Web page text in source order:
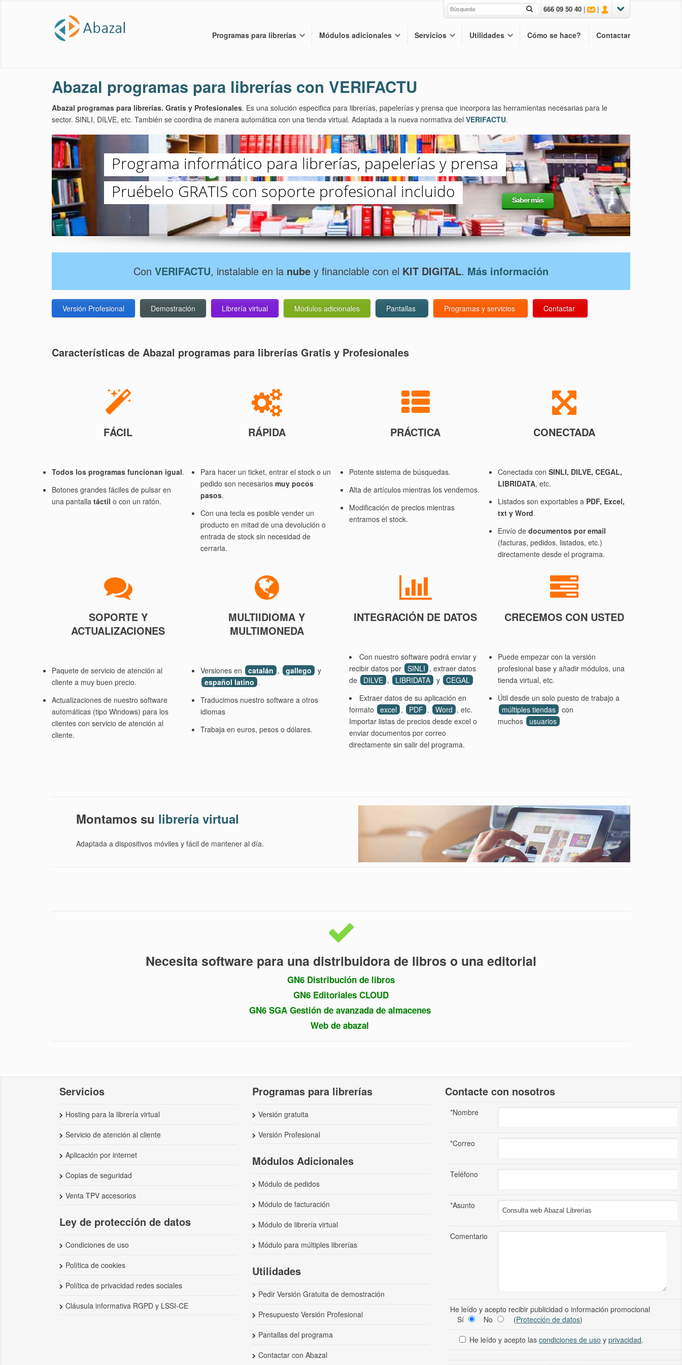
666 09 50 40 | |
Programas para librerías Módulos adicionales Servicios Utilidades Cómo se hace? Contactar
Abazal programas para librerías con VERIFACTU
Abazal programas para librerías. Gratis y Profesionales. Es una solución especifica para librerías, papelerías y prensa que incorpora las herramientas necesarias para le
sector. SINLI, DILVE, etc. También se coordina de manera automática con una tienda virtual. Adaptada a la nueva normativa del VERIFACTU.
Programa informático para librerías, papelerías y prensa
Pruébelo GRATIS con soporte profesional incluido
Saber más
Con VERIFACTU, instalable en la nube y financiable con el KIT DIGITAL. Más información
Versión Profesional Demostración Librería virtual Módulos adicionales Pantallas Programas y servicios Contactar
Características de Abazal programas para librerías Gratis y Profesionales
FÁCIL
Todos los programas funcionan igual.
Botones grandes fáciles de pulsar en
una pantalla táctil o con un ratón.
RÁPIDA
Para hacer un ticket, entrar el stock o un
pedido son necesarios muy pocos
pasos.
Con una tecla es posible vender un
producto en mitad de una devolución o
entrada de stock sin necesidad de
cerrarla.
PRÁCTICA
Potente sistema de búsquedas.
Alta de artículos mientras los vendemos.
Modificación de precios mientras
entramos el stock.
CONECTADA
Conectada con SINLI, DILVE, CEGAL,
LIBRIDATA, etc.
Listados son exportables a PDF, Excel,
txt y Word.
Envío de documentos por email
(facturas, pedidos, listados, etc.)
directamente desde el programa.
SOPORTE Y
ACTUALIZACIONES
Paquete de servicio de atención al
cliente a muy buen precio.
Actualizaciones de nuestro software
automáticas (tipo Windows) para los
clientes con servicio de atención al
cliente.
MULTIIDIOMA Y
MULTIMONEDA
Versiones en catalán , gallego
y
español latino .
Traducimos nuestro software a otros
idiomas
Trabaja en euros, pesos o dólares.
INTEGRACIÓN DE DATOS
Con nuestro software podrá enviar y
recibir datos por SINLI , extraer datos
de
DILVE , LIBRIDATA y CEGAL
Extraer datos de su aplicación en
formato
excel , PDF , Word , etc.
Importar listas de precios desde excel o
enviar documentos por correo
directamente sin salir del programa.
CRECEMOS CON USTED
Puede empezar con la versión
profesional base y añadir módulos, una
tienda virtual, etc.
Útil desde un solo puesto de trabajo a
múltiples tiendas con
muchos
usuarios
Montamos su librería virtual
Adaptada a dispositivos móviles y fácil de mantener al día.
Necesita software para una distribuidora de libros o una editorial
GN6 Distribución de libros
GN6 Editoriales CLOUD
GN6 SGA Gestión de avanzada de almacenes
Web de abazal
Servicios
Hosting para la librería virtual
Servicio de atención al cliente
Aplicación por internet
Copias de seguridad
Venta TPV accesorios
Ley de protección de datos
Condiciones de uso
Política de cookies
Política de privacidad redes sociales
Cláusula informativa RGPD y LSSI-CE
Programas para librerías
Versión gratuita
Versión Profesional
Módulos Adicionales
Módulo de pedidos
Módulo de facturación
Módulo de librería virtual
Módulo para múltiples librerías
Utilidades
Pedir Versión Gratuita de demostración
Presupuesto Versión Profesional
Pantallas del programa
Contactar con Abazal
Contacte con nosotros
*Nombre
*Correo
Teléfono
*Asunto
Comentario
He leído y acepto recibir publicidad o información promocional
Sí
No (Protección de datos)
He leído y acepto lascondiciones de uso yprivacidad.